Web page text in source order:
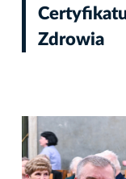
Zdrowia